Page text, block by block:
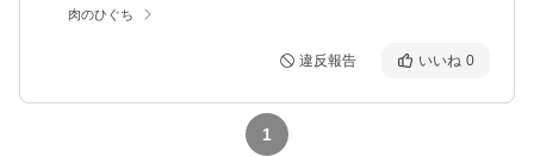
肉のひぐち
違反報告 いいね 0
1